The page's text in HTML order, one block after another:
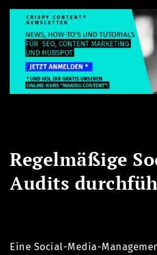
Regelmäßige
Audits
Eine Social-Media-